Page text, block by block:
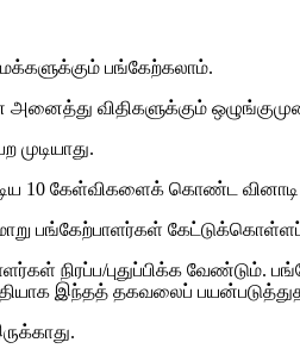
பங்கேற்கலாம்.
அனைத்து விதிகளுக்கும்
முடியாது.
10 கேள்விகளைக் கொண்ட வினாடி
பங்கேற்பாளர்கள்
நிரப்ப/புதுப்பிக்க வேண்டும்.
இந்தத் தகவலைப்